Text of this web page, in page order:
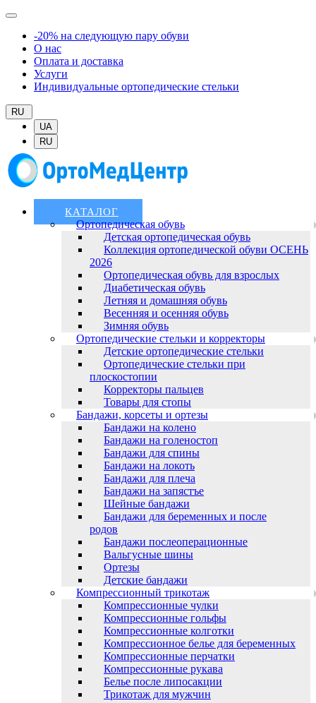
-20% на следующую пару обуви
О нас
Оплата и доставка
Услуги
Индивидуальные ортопедические стельки
RU
UA
RU
КАТАЛОГ
Ортопедическая обувь
Детская ортопедическая обувь
Коллекция ортопедической обуви ОСЕНЬ
2026
Ортопедическая обувь для взрослых
Диабетическая обувь
Летняя и домашняя обувь
Весенняя и осенняя обувь
Зимняя обувь
Ортопедические стельки и корректоры
Детские ортопедические стельки
Ортопедические стельки при
плоскостопии
Корректоры пальцев
Товары для стопы
Бандажи, корсеты и ортезы
Бандажи на колено
Бандажи на голеностоп
Бандажи для спины
Бандажи на локоть
Бандажи для плеча
Бандажи на запястъе
Шейные бандажи
Бандажи для беременных и после
родов
Бандажи послеоперационные
Вальгусные шины
Ортезы
Детские бандажи
Компрессионный трикотаж
Компрессионные чулки
Компрессионные гольфы
Компрессионные колготки
Компрессионное белье для беременных
Компрессионные перчатки
Компрессионные рукава
Белье после липосакции
Трикотаж для мужчин